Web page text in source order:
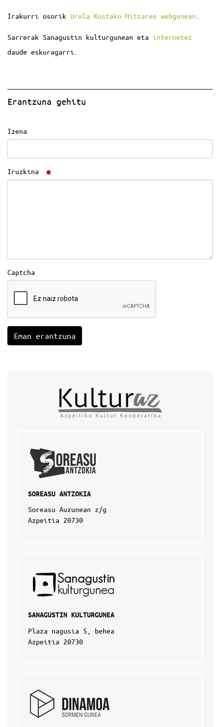
Irakurri osorik Urola Kostako Hitzaren webgunean
Sarrerak Sanagustin kulturgunean eta internetez
daude eskuragarri.
Erantzuna gehitu
Izena
Iruzkina
Captcha
SOREASU ANTZOKIA
Soreasu Auzunean z/g
Azpeitia 20730
SANAGUSTIN KULTURGUNEA
Plaza nagusia 5, behea
Azpeitia 20730